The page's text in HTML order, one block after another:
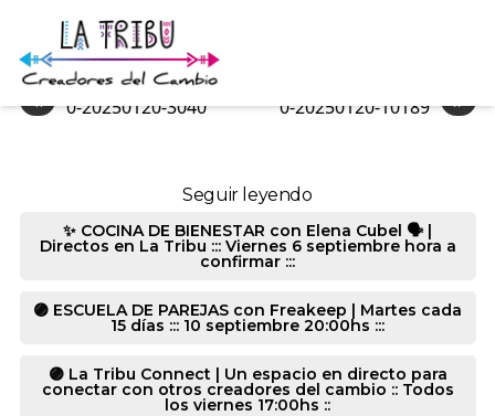
0-20250120-3040
« 0-20250120-3040 »
0-20250120-10189
Seguir leyendo
✨ COCINA DE BIENESTAR con Elena Cubel 🗣️ |
Directos en La Tribu ::: Viernes 6 septiembre hora a
confirmar :::
🟣 ESCUELA DE PAREJAS con Freakeep | Martes cada
15 días ::: 10 septiembre 20:00hs :::
🟣 La Tribu Connect | Un espacio en directo para
conectar con otros creadores del cambio :: Todos
los viernes 17:00hs ::